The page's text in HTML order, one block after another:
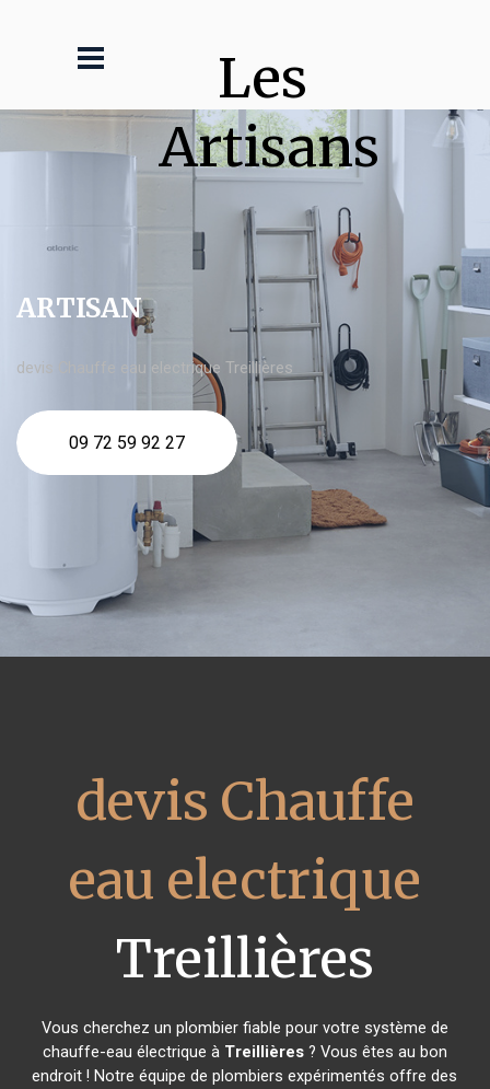
Les
Artisans
ARTISAN
devis Chauffe eau electrique Treillières
09 72 59 92 27
devis Chauffe
eau electrique
Treillières
Vous cherchez un plombier fiable pour votre système de
chauffe-eau électrique à Treillières? Vous êtes au bon
endroit ! Notre équipe de plombiers expérimentés offre des